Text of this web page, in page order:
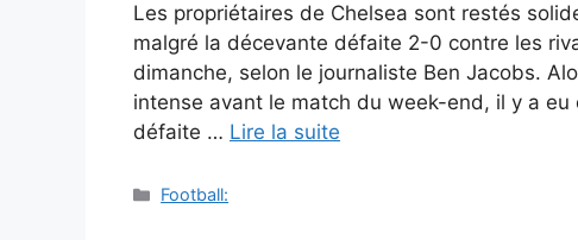
Les propriétaires de Chelsea sont restés
malgré la décevante défaite 2-0 contre les
dimanche, selon le journaliste Ben Jacobs.
intense avant le match du week-end, il y a
défaite … Lire la suite
Catégories
Football: